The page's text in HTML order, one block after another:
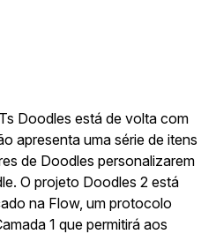
Doodles está de volta com
apresenta uma série de itens
de Doodles personalizarem
O projeto Doodles 2 está
na Flow, um protocolo
1 que permitirá aos